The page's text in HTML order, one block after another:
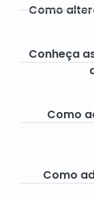
Como
Conheça
Como
Como